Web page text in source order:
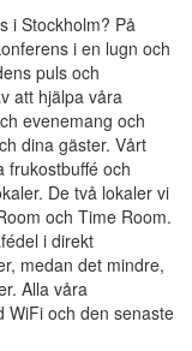
i Stockholm? På
i en lugn och
puls och
att hjälpa våra
evenemang och
dina gäster. Vårt
frukostbuffé och
De två lokaler vi
och Time Room.
i direkt
medan det mindre,
Alla våra
WiFi och den senaste